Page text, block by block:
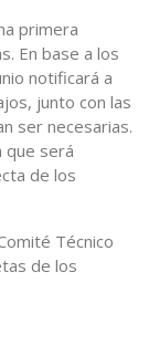
primera
En base a los
notificará a
junto con las
ser necesarias.
que será
de los
Técnico
de los